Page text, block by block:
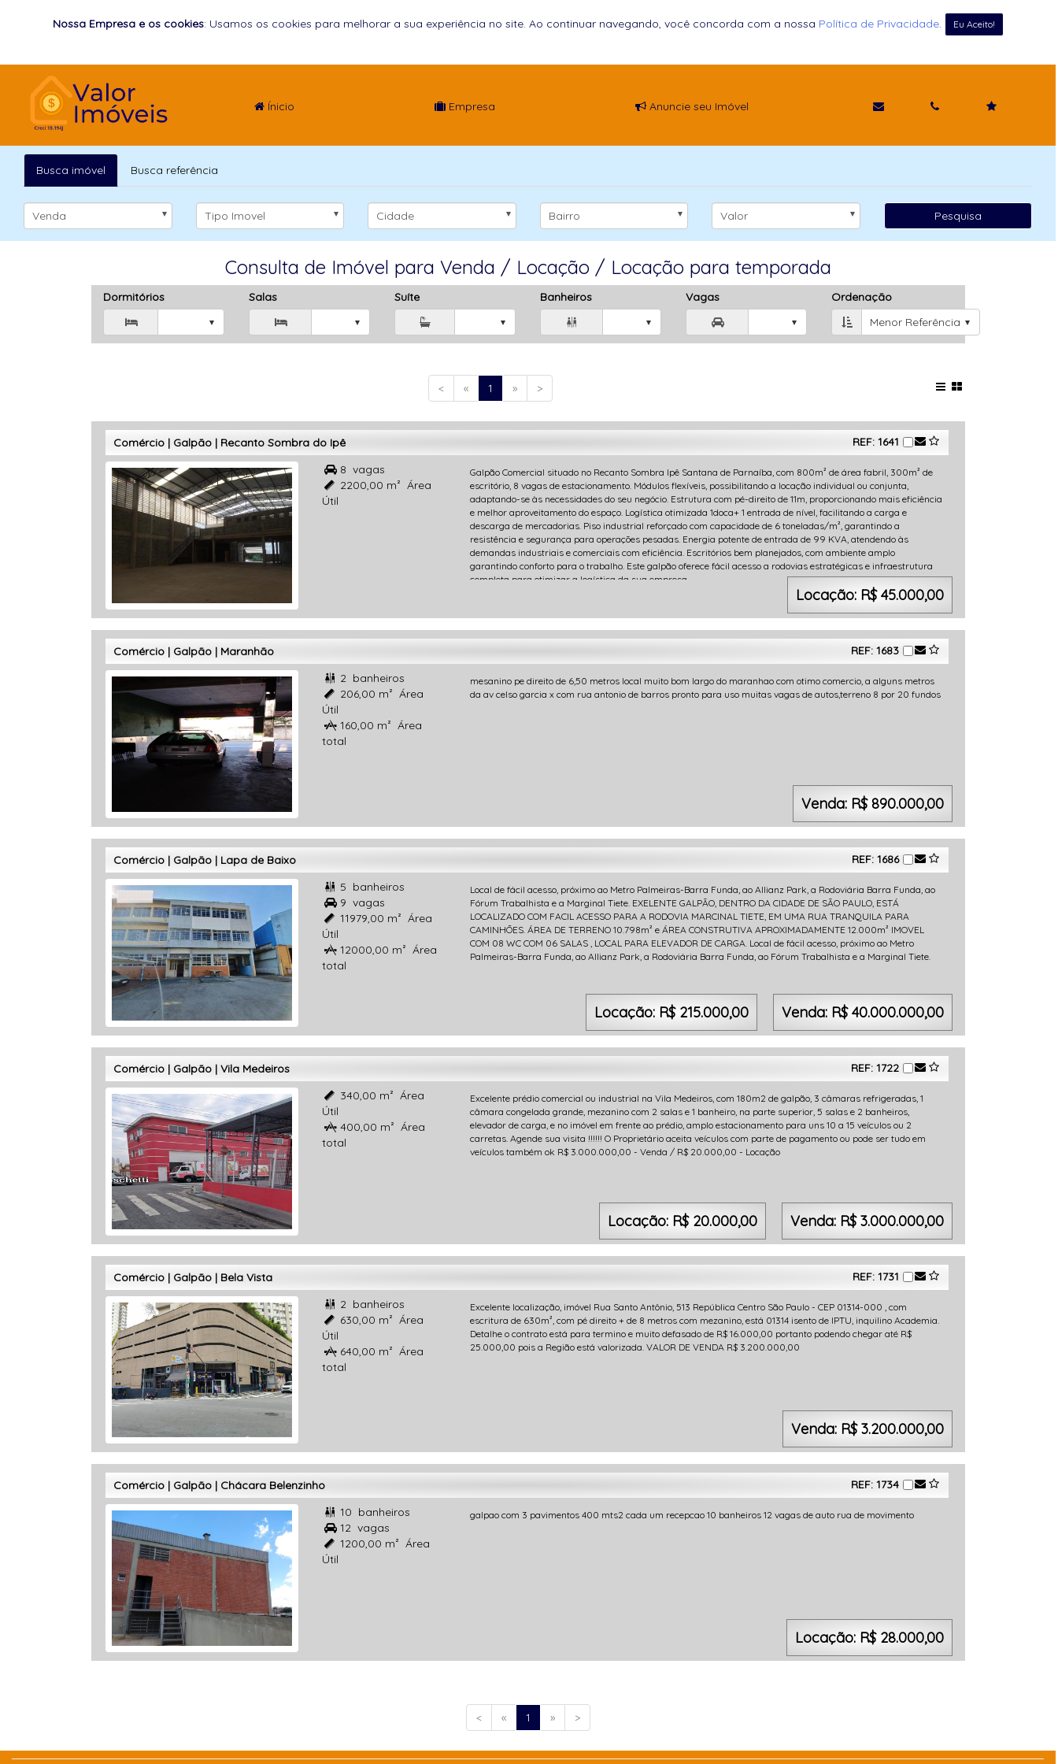
Nossa Empresa e os cookies: Usamos os cookies para melhorar a sua experiência no site. Ao continuar navegando, você concorda com a nossa Política de Privacidade. Eu Aceito!
Ínicio Empresa Anuncie seu Imóvel
Busca imóvel Busca referência
Venda Tipo Imovel Cidade Bairro Valor Pesquisa
Consulta de Imóvel para Venda / Locação / Locação para temporada
Dormitórios

Salas

Suíte Banheiros

Vagas

Ordenação
Menor Referência
< « 1 » >
Locação: R$ 45.000,00
Comércio | Galpão | Recanto Sombra do Ipê REF: 1641
 8 vagas
 2200,00 m² Área
Útil
Galpão Comercial situado no Recanto Sombra Ipê Santana de Parnaíba, com 800m² de área fabril, 300m² de
escritório, 8 vagas de estacionamento. Módulos flexíveis, possibilitando a locação individual ou conjunta,
adaptando-se às necessidades do seu negócio. Estrutura com pé-direito de 11m, proporcionando mais eficiência
e melhor aproveitamento do espaço. Logística otimizada 1doca+ 1 entrada de nível, facilitando a carga e
descarga de mercadorias. Piso industrial reforçado com capacidade de 6 toneladas/m², garantindo a
resistência e segurança para operações pesadas. Energia potente de entrada de 99 KVA, atendendo às
demandas industriais e comerciais com eficiência. Escritórios bem planejados, com ambiente amplo
garantindo conforto para o trabalho. Este galpão oferece fácil acesso a rodovias estratégicas e infraestrutura
completa para otimizar a logística da sua empresa.
Venda: R$ 890.000,00
Comércio | Galpão | Maranhão REF: 1683
 2 banheiros
 206,00 m² Área
Útil
 160,00 m² Área
total
mesanino pe direito de 6,50 metros local muito bom largo do maranhao com otimo comercio, a alguns metros
da av celso garcia x com rua antonio de barros pronto para uso muitas vagas de autos,terreno 8 por 20 fundos
Venda: R$ 40.000.000,00
Locação: R$ 215.000,00
Comércio | Galpão | Lapa de Baixo REF: 1686
 5 banheiros
 9 vagas
 11979,00 m² Área
Útil
 12000,00 m² Área
total
Local de fácil acesso, próximo ao Metro Palmeiras-Barra Funda, ao Allianz Park, a Rodoviária Barra Funda, ao
Fórum Trabalhista e a Marginal Tiete. EXELENTE GALPÃO, DENTRO DA CIDADE DE SÃO PAULO, ESTÁ
LOCALIZADO COM FACIL ACESSO PARA A RODOVIA MARCINAL TIETE, EM UMA RUA TRANQUILA PARA
CAMINHÕES. ÁREA DE TERRENO 10.798m² e ÁREA CONSTRUTIVA APROXIMADAMENTE 12.000m² IMOVEL
COM 08 WC COM 06 SALAS , LOCAL PARA ELEVADOR DE CARGA. Local de fácil acesso, próximo ao Metro
Palmeiras-Barra Funda, ao Allianz Park, a Rodoviária Barra Funda, ao Fórum Trabalhista e a Marginal Tiete.
Venda: R$ 3.000.000,00
Locação: R$ 20.000,00
Comércio | Galpão | Vila Medeiros REF: 1722
 340,00 m² Área
Útil
 400,00 m² Área
total
Excelente prédio comercial ou industrial na Vila Medeiros, com 180m2 de galpão, 3 câmaras refrigeradas, 1
câmara congelada grande, mezanino com 2 salas e 1 banheiro, na parte superior, 5 salas e 2 banheiros,
elevador de carga, e no imóvel em frente ao prédio, amplo estacionamento para uns 10 a 15 veículos ou 2
carretas. Agende sua visita !!!!!! O Proprietário aceita veículos com parte de pagamento ou pode ser tudo em
veículos também ok R$ 3.000.000,00 - Venda / R$ 20.000,00 - Locação
Venda: R$ 3.200.000,00
Comércio | Galpão | Bela Vista REF: 1731
 2 banheiros
 630,00 m² Área
Útil
 640,00 m² Área
total
Excelente localização, imóvel Rua Santo Antônio, 513 República Centro São Paulo - CEP 01314-000 , com
escritura de 630m², com pé direito + de 8 metros com mezanino, está 01314 isento de IPTU, inquilino Academia.
Detalhe o contrato está para termino e muito defasado de R$ 16.000,00 portanto podendo chegar até R$
25.000,00 pois a Região está valorizada. VALOR DE VENDA R$ 3.200.000,00
Locação: R$ 28.000,00
Comércio | Galpão | Chácara Belenzinho REF: 1734
 10 banheiros
 12 vagas
 1200,00 m² Área
Útil
galpao com 3 pavimentos 400 mts2 cada um recepcao 10 banheiros 12 vagas de auto rua de movimento
< « 1 » >